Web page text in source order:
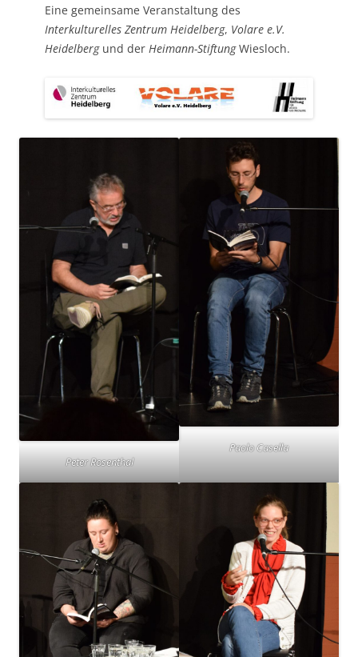
Eine gemeinsame Veranstaltung des
Interkulturelles Zentrum Heidelberg, Volare e.V.
Heidelbergund der Heimann-StiftungWiesloch.
Peter Rosenthal
Paolo Casella